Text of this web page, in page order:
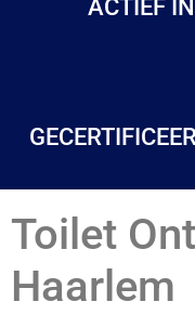
ACTIEF
Toilet
Haarlem